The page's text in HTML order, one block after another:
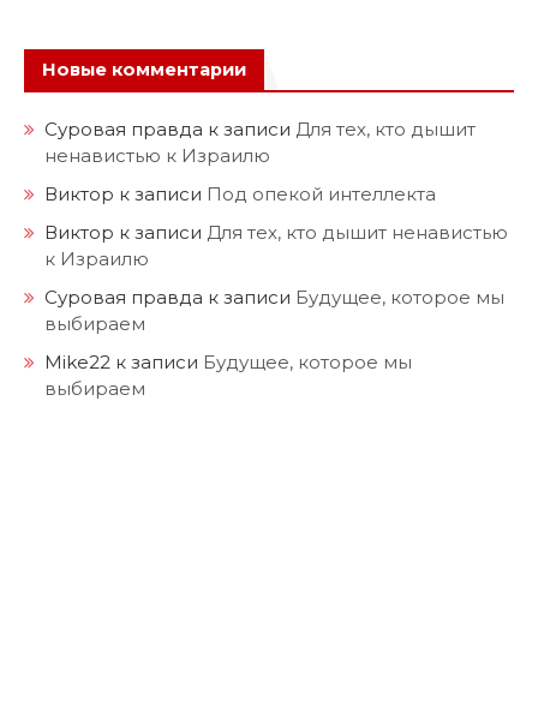
Новые комментарии
Суровая правда к записи Для тех, кто дышит
ненавистью к Израилю
Виктор к записи Под опекой интеллекта
Виктор к записи Для тех, кто дышит ненавистью
к Израилю
Суровая правда к записи Будущее, которое мы
выбираем
Mike22 к записи Будущее, которое мы
выбираем